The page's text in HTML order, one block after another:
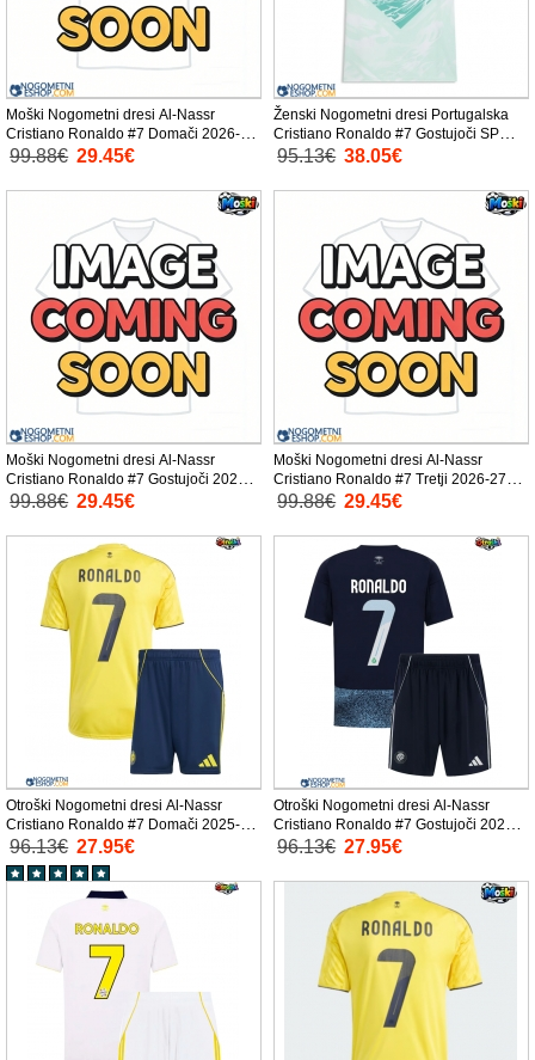
Moški Nogometni dresi Al-Nassr
Cristiano Ronaldo #7 Domači 2026-27
Kratek Rokav
99.88€ 29.45€
Ženski Nogometni dresi Portugalska
Cristiano Ronaldo #7 Gostujoči SP
2026 Kratek Rokav
95.13€ 38.05€
Moški Nogometni dresi Al-Nassr
Cristiano Ronaldo #7 Gostujoči 2026-
27 Kratek Rokav
99.88€ 29.45€
Moški Nogometni dresi Al-Nassr
Cristiano Ronaldo #7 Tretji 2026-27
Kratek Rokav
99.88€ 29.45€
Otroški Nogometni dresi Al-Nassr
Cristiano Ronaldo #7 Domači 2025-26
Kratek Rokav (+ Kratke hlače)
96.13€ 27.95€
Otroški Nogometni dresi Al-Nassr
Cristiano Ronaldo #7 Gostujoči 2025-
26 Kratek Rokav (+ Kratke hlače)
96.13€ 27.95€